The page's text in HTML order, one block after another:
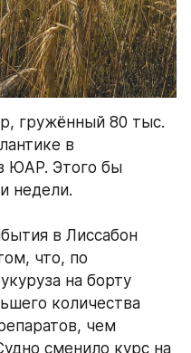
гружённый 80 тыс.
в
ЮАР. Этого бы
недели.
в Лиссабон
что, по
на борту
количества
чем
сменило курс на